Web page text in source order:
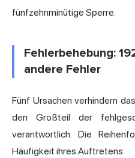
fünfzehnminütige Sperre.
Fehlerbehebung:
andere Fehler
Fünf Ursachen verhindern
den Großteil der
verantwortlich. Die
Häufigkeit ihres Auftretens.